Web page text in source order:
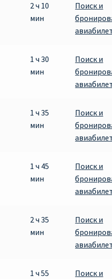
2 ч 10
мин
Поиск и
1 ч 30
мин
Поиск и
1 ч 35
мин
Поиск и
1 ч 45
мин
Поиск и
2 ч 35
мин
Поиск и
1 ч 55
Поиск и